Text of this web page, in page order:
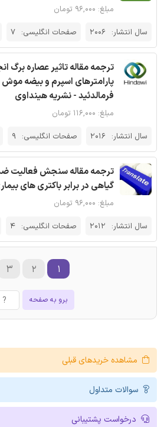
مبلغ: ۹۶,۰۰۰ تومان
سال انتشار: 2006 صفحات انگلیسی: 7
پارامترهای اسپرم و بیضه
فرمالدئید - نشریه هینداوی
مبلغ: ۱۱۶,۰۰۰ تومان
سال انتشار: 2016 صفحات انگلیسی: 9
ترجمه مقاله سنجش فعالیت
گیاهی در برابر باکتری های
مبلغ: ۹۶,۰۰۰ تومان
سال انتشار: 2012 صفحات انگلیسی: 4
برو به صفحه
۱ ۲ ۳
مشاهده خریدهای قبلی
سوالات متداول
درخواست پشتیبانی